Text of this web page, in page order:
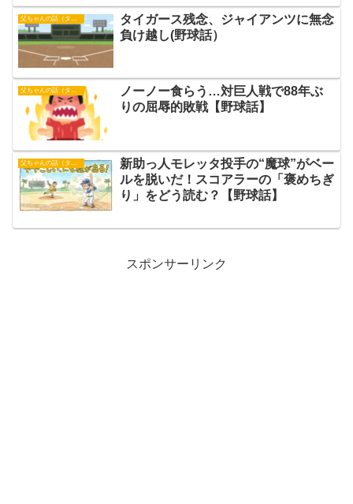
タイガース残念、ジャイアンツに無念
負け越し(野球話）
父ちゃんの話（タイガース）
ノーノー食らう…対巨人戦で88年ぶ
りの屈辱的敗戦【野球話】
父ちゃんの話（タイガース）
新助っ人モレッタ投手の“魔球”がベー
ルを脱いだ！スコアラーの「褒めちぎ
り」をどう読む？【野球話】
スポンサーリンク